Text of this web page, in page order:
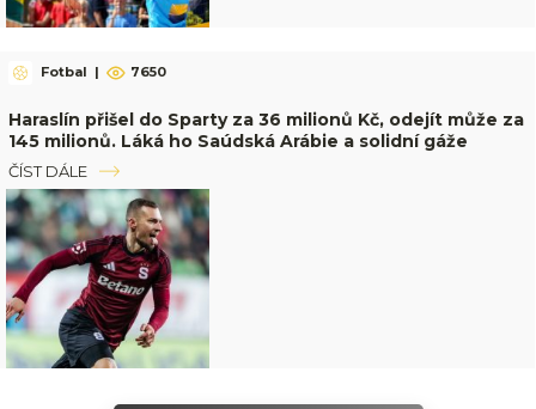
Fotbal | 7650
Haraslín přišel do Sparty za 36 milionů Kč, odejít může za
145 milionů. Láká ho Saúdská Arábie a solidní gáže
ČÍST DÁLE